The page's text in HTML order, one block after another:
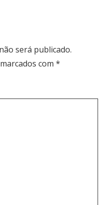
será publicado.
com *